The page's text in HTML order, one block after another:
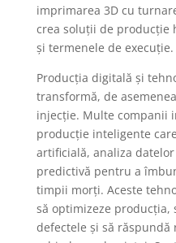
imprimarea 3D cu
crea soluții de producție
și termenele de execuție.
Producția digitală și
transformă, de
injecție. Multe companii
producție inteligente
artificială, analiza
predictivă pentru a
timpii morți. Aceste
să optimizeze producția,
defectele și să